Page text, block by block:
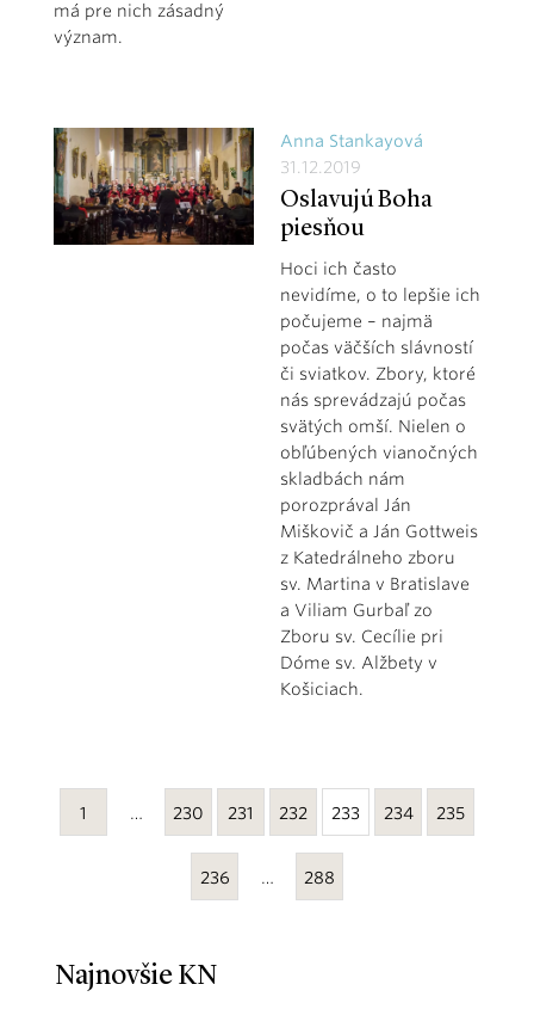
má pre nich zásadný
význam.
Anna Stankayová
31.12.2019
Oslavujú Boha
piesňou
Hoci ich často
nevidíme, o to lepšie ich
počujeme – najmä
počas väčších slávností
či sviatkov. Zbory, ktoré
nás sprevádzajú počas
svätých omší. Nielen o
obľúbených vianočných
skladbách nám
porozprával Ján
Miškovič a Ján Gottweis
z Katedrálneho zboru
sv. Martina v Bratislave
a Viliam Gurbaľ zo
Zboru sv. Cecílie pri
Dóme sv. Alžbety v
Košiciach.
1 … 230 231 232 233 234 235
236 … 288
Najnovšie KN